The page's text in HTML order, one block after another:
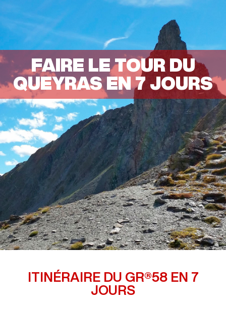
FAIRE LE TOUR DU
QUEYRAS EN 7 JOURS
ITINÉRAIRE DU GR®58 EN 7
JOURS